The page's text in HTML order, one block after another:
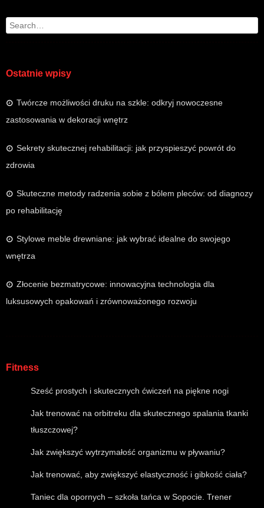
Search
Ostatnie wpisy
Twórcze możliwości druku na szkle: odkryj nowoczesne
zastosowania w dekoracji wnętrz
Sekrety skutecznej rehabilitacji: jak przyspieszyć powrót do
zdrowia
Skuteczne metody radzenia sobie z bólem pleców: od diagnozy
po rehabilitację
Stylowe meble drewniane: jak wybrać idealne do swojego
wnętrza
Złocenie bezmatrycowe: innowacyjna technologia dla
luksusowych opakowań i zrównoważonego rozwoju
Fitness
Sześć prostych i skutecznych ćwiczeń na piękne nogi
Jak trenować na orbitreku dla skutecznego spalania tkanki
tłuszczowej?
Jak zwiększyć wytrzymałość organizmu w pływaniu?
Jak trenować, aby zwiększyć elastyczność i gibkość ciała?
Taniec dla opornych – szkoła tańca w Sopocie. Trener